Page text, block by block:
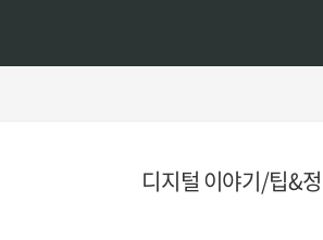
디지털 이야기/팁&